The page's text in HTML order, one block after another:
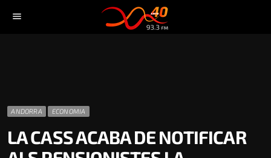
menu
ANDORRA ECONOMIA
LA CASS ACABA DE NOTIFICAR